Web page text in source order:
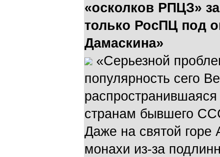
«осколков РПЦЗ»
только РосПЦ под
Дамаскина»
«Серьезной
популярность сего
странам бывшего
Даже на святой горе
монахи из-за